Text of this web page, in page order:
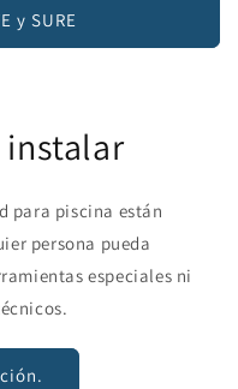
y SURE
instalar
para piscina están
persona pueda
especiales ni